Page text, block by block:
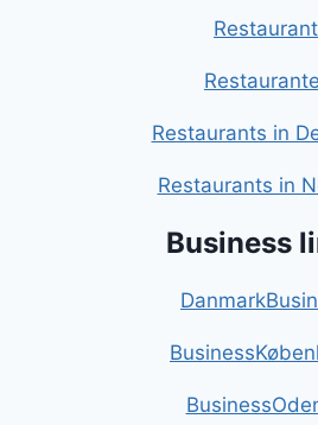
Restaurant
Restaurants in
Restaurants in
Business